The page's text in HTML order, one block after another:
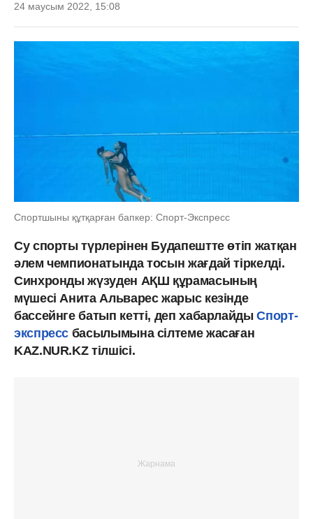
24 маусым 2022, 15:08
Спортшыны құтқарған бапкер: Спорт-Экспресс
Су спорты түрлерінен Будапештте өтіп жатқан
әлем чемпионатында тосын жағдай тіркелді.
Синхронды жүзуден АҚШ құрамасының
мүшесі Анита Альварес жарыс кезінде
бассейнге батып кетті, деп хабарлайдыСпорт-
экспресс басылымына сілтеме жасаған
KAZ.NUR.KZ тілшісі.